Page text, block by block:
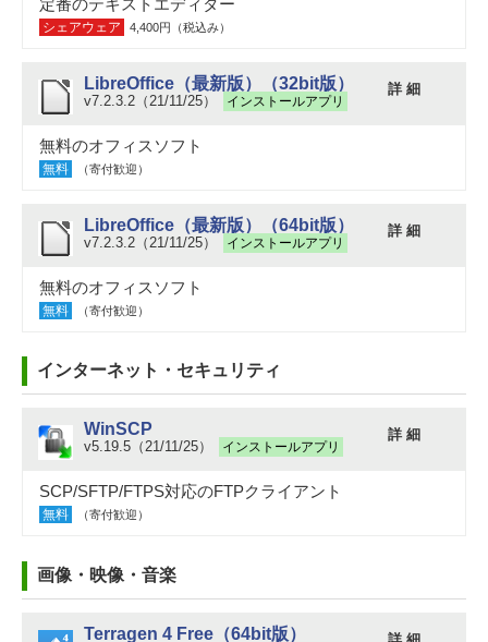
定番のテキストエディター
シェアウェア 4,400円（税込み）
LibreOffice（最新版）（32bit版）
v7.2.3.2（21/11/25） インストールアプリ
詳 細
無料のオフィスソフト
無料 （寄付歓迎）
LibreOffice（最新版）（64bit版）
v7.2.3.2（21/11/25） インストールアプリ
詳 細
無料のオフィスソフト
無料 （寄付歓迎）
インターネット・セキュリティ
WinSCP
v5.19.5（21/11/25） インストールアプリ
詳 細
SCP/SFTP/FTPS対応のFTPクライアント
無料 （寄付歓迎）
画像・映像・音楽
Terragen 4 Free（64bit版）